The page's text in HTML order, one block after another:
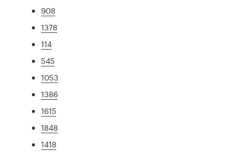
908
1378
114
545
1053
1386
1615
1848
1418